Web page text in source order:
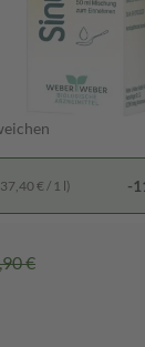
€ / 1 l) -
€